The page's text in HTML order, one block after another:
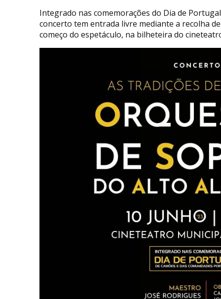
Integrado nas comemorações do Dia de
concerto tem entrada livre mediante a recolha
começo do espetáculo, na bilheteira do